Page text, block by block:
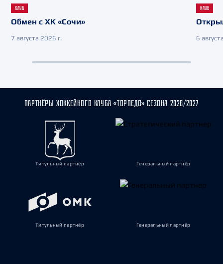
КЛУБ
Обмен с ХК «Сочи»
7 августа 2026 г.
КЛУБ
6
ПАРТНЁРЫ ХОККЕЙНОГО КЛУБА «ТОРПЕДО» СЕЗОНА 2026/2027
Титульный партнёр Генеральный партнёр
Титульный партнёр Генеральный партнёр